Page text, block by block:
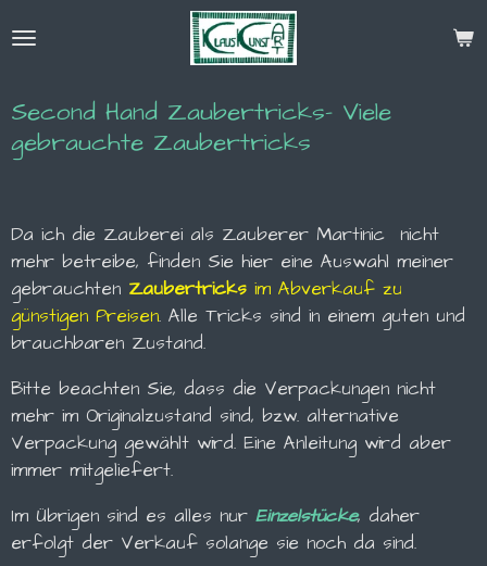
Hauptinhalt
Second Hand Zaubertricks- Viele
gebrauchte Zaubertricks
Da ich die Zauberei als Zauberer Martinic
nicht
mehr betreibe, finden Sie hier eine Auswahl meiner
gebrauchten Zaubertricks im Abverkauf zu
günstigen Preisen. Alle Tricks sind in einem guten und
brauchbaren Zustand.
Bitte beachten Sie, dass die Verpackungen nicht
mehr im Originalzustand sind, bzw. alternative
Verpackung gewählt wird. Eine Anleitung wird aber
immer mitgeliefert.
Im Übrigen sind es alles nur Einzelstücke, daher
erfolgt der Verkauf solange sie noch da sind.